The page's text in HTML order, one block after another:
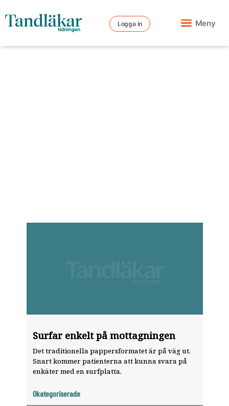
Logga in Meny
Surfar enkelt på mottagningen
Det traditionella pappersformatet är på väg ut.
Snart kommer patienterna att kunna svara på
enkäter med en surfplatta.
Okategoriserade